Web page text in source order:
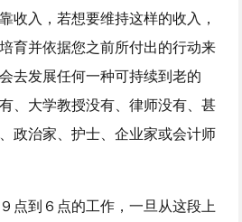
收入，若想要维持这样的收入，
育并依据您之前所付出的行动来
去发展任何一种可持续到老的
、大学教授没有、律师没有、甚
政治家、护士、企业家或会计师
点到６点的工作，一旦从这段上